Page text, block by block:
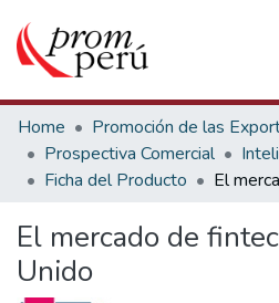
Communities & Collections
All of DSpace
Statistics
Home
Prospectiva Comercial
Ficha del Producto
El mercado de
Unido